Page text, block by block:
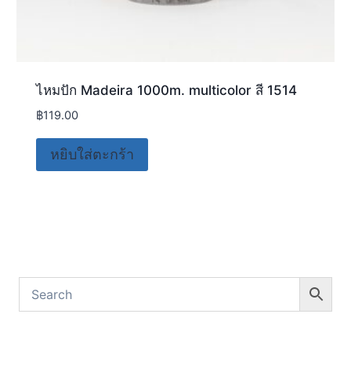
ไหมปัก Madeira 1000m. multicolor สี 1514
฿119.00
หยิบใส่ตะกร้า